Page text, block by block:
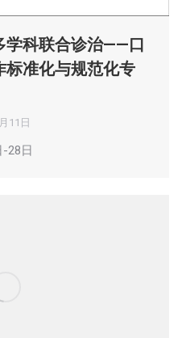
学科联合诊治——口
标准化与规范化专
11日
28日